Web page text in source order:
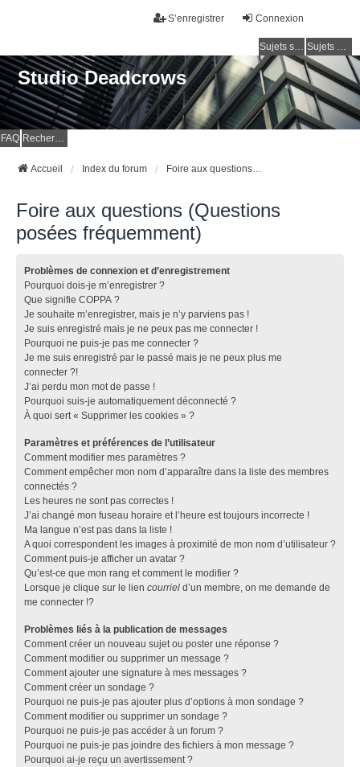
Connexion
S’enregistrer
Sujets sans réponse Sujets actifs
Studio Deadcrows
FAQ Rechercher
Accueil Index du forum Foire aux questions (Questions posées fréquemment)
Foire aux questions (Questions
posées fréquemment)
Problèmes de connexion et d’enregistrement
Pourquoi dois-je m’enregistrer ?
Que signifie COPPA ?
Je souhaite m’enregistrer, mais je n’y parviens pas !
Je suis enregistré mais je ne peux pas me connecter !
Pourquoi ne puis-je pas me connecter ?
Je me suis enregistré par le passé mais je ne peux plus me
connecter ?!
J’ai perdu mon mot de passe !
Pourquoi suis-je automatiquement déconnecté ?
À quoi sert « Supprimer les cookies » ?
Paramètres et préférences de l’utilisateur
Comment modifier mes paramètres ?
Comment empêcher mon nom d’apparaître dans la liste des membres
connectés ?
Les heures ne sont pas correctes !
J’ai changé mon fuseau horaire et l’heure est toujours incorrecte !
Ma langue n’est pas dans la liste !
A quoi correspondent les images à proximité de mon nom d’utilisateur ?
Comment puis-je afficher un avatar ?
Qu’est-ce que mon rang et comment le modifier ?
Lorsque je clique sur le lien courriel d’un membre, on me demande de
me connecter !?
Problèmes liés à la publication de messages
Comment créer un nouveau sujet ou poster une réponse ?
Comment modifier ou supprimer un message ?
Comment ajouter une signature à mes messages ?
Comment créer un sondage ?
Pourquoi ne puis-je pas ajouter plus d’options à mon sondage ?
Comment modifier ou supprimer un sondage ?
Pourquoi ne puis-je pas accéder à un forum ?
Pourquoi ne puis-je pas joindre des fichiers à mon message ?
Pourquoi ai-je reçu un avertissement ?